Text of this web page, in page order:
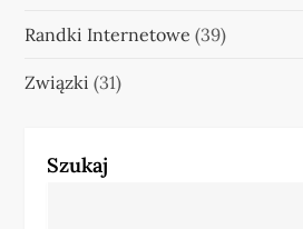
Randki Internetowe (39)
Związki (31)
Szukaj